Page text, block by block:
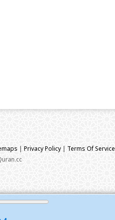
| Privacy Policy | Terms Of Service